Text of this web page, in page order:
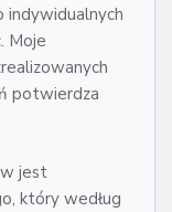
indywidualnych
Moje
potwierdza
jest
który według